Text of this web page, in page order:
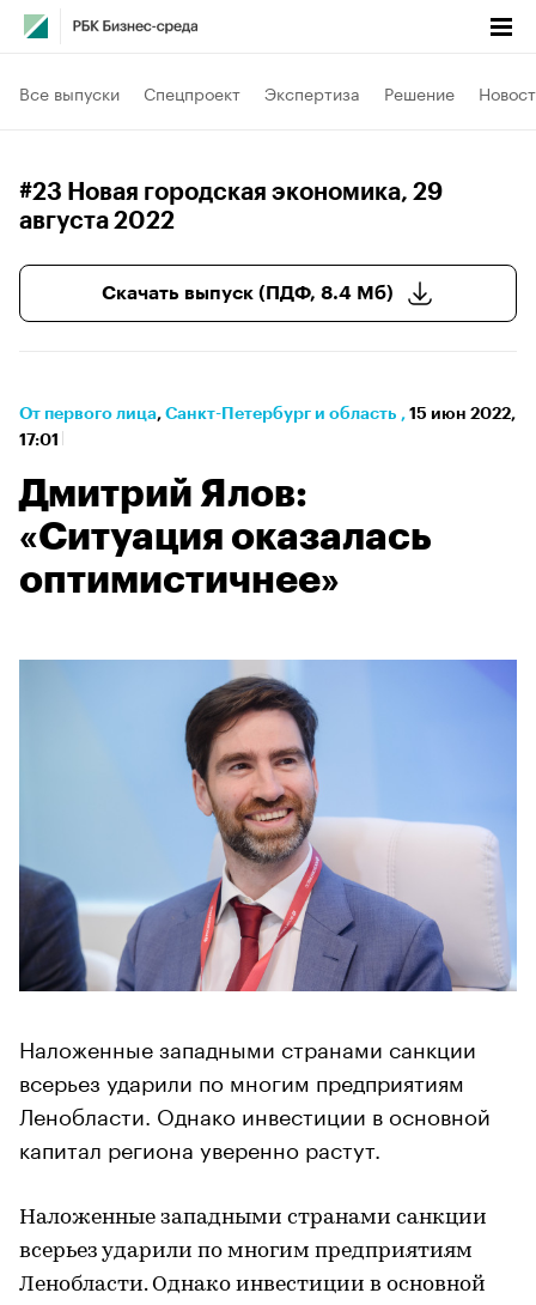
Все выпуски Спецпроект Экспертиза Решение
#23 Новая городская экономика, 29
августа 2022
Скачать выпуск (ПДФ, 8.4 Мб)
От первого лица⁠, Санкт-Петербург и область , 15 июн 2022,
17:01
Дмитрий Ялов:
«Ситуация оказалась
оптимистичнее»
Наложенные западными странами санкции
всерьез ударили по многим предприятиям
Ленобласти. Однако инвестиции в основной
капитал региона уверенно растут.
Наложенные западными странами санкции
всерьез ударили по многим предприятиям
Ленобласти. Однако инвестиции в основной